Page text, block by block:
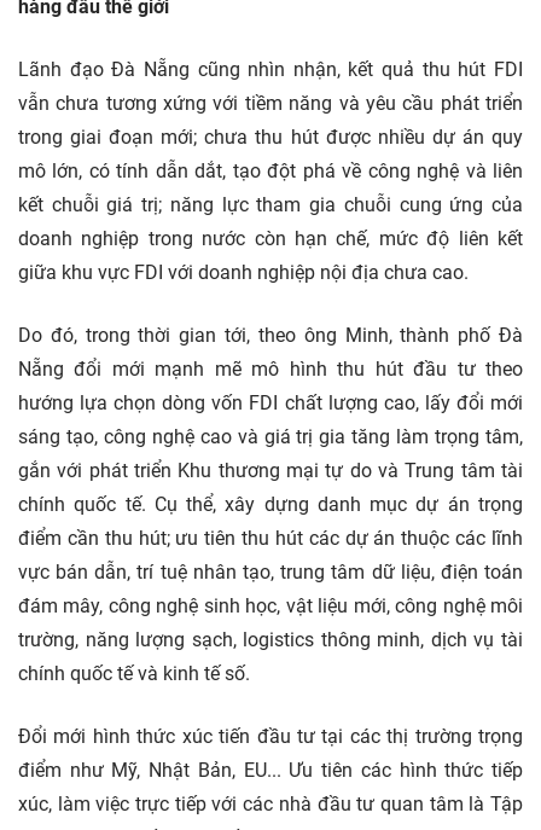
hàng đầu thế giới
Lãnh đạo Đà Nẵng cũng nhìn nhận, kết quả thu hút FDI
vẫn chưa tương xứng với tiềm năng và yêu cầu phát triển
trong giai đoạn mới; chưa thu hút được nhiều dự án quy
mô lớn, có tính dẫn dắt, tạo đột phá về công nghệ và liên
kết chuỗi giá trị; năng lực tham gia chuỗi cung ứng của
doanh nghiệp trong nước còn hạn chế, mức độ liên kết
giữa khu vực FDI với doanh nghiệp nội địa chưa cao.
Do đó, trong thời gian tới, theo ông Minh, thành phố Đà
Nẵng đổi mới mạnh mẽ mô hình thu hút đầu tư theo
hướng lựa chọn dòng vốn FDI chất lượng cao, lấy đổi mới
sáng tạo, công nghệ cao và giá trị gia tăng làm trọng tâm,
gắn với phát triển Khu thương mại tự do và Trung tâm tài
chính quốc tế. Cụ thể, xây dựng danh mục dự án trọng
điểm cần thu hút; ưu tiên thu hút các dự án thuộc các lĩnh
vực bán dẫn, trí tuệ nhân tạo, trung tâm dữ liệu, điện toán
đám mây, công nghệ sinh học, vật liệu mới, công nghệ môi
trường, năng lượng sạch, logistics thông minh, dịch vụ tài
chính quốc tế và kinh tế số.
Đổi mới hình thức xúc tiến đầu tư tại các thị trường trọng
điểm như Mỹ, Nhật Bản, EU... Ưu tiên các hình thức tiếp
xúc, làm việc trực tiếp với các nhà đầu tư quan tâm là Tập